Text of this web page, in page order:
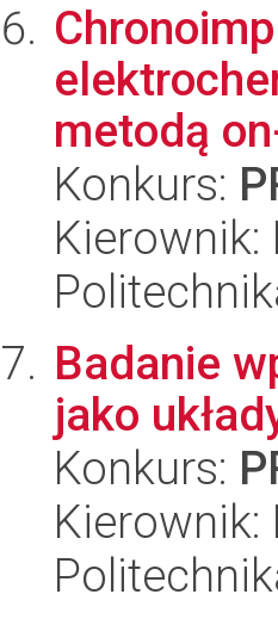
metodą
Konkurs:
Kierownik:
Badanie
jako
Konkurs:
Kierownik: